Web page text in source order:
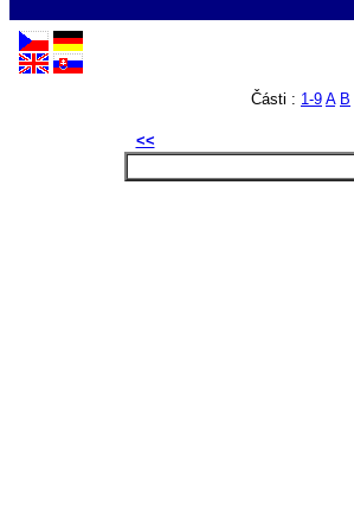
Části : 1-9 A B
<<